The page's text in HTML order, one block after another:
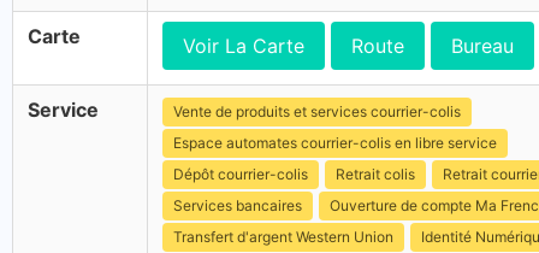
Carte Voir La Carte Route Bureau
Service
Vente de produits et services courrier-colis
Espace automates courrier-colis en libre service
Dépôt courrier-colis
Retrait colis
Retrait
Services bancaires
Ouverture de compte Ma
Transfert d'argent Western Union
Identité